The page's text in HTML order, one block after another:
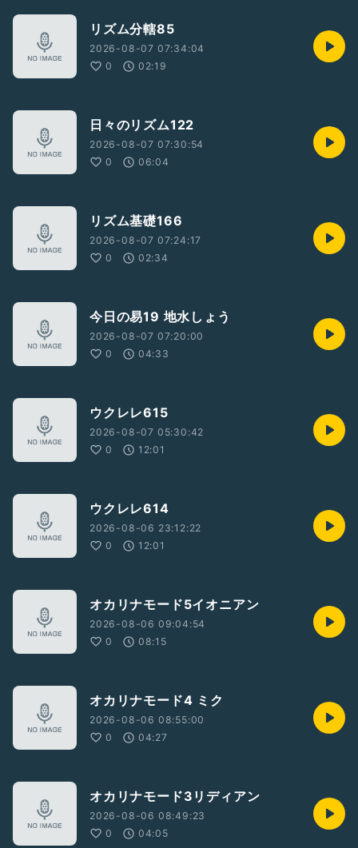
リズム分轄85
2026-08-07 07:34:04
0
02:19
日々のリズム122
2026-08-07 07:30:54
0
06:04
リズム基礎166
2026-08-07 07:24:17
0
02:34
今日の易19 地水しょう
2026-08-07 07:20:00
0
04:33
ウクレレ615
2026-08-07 05:30:42
0
12:01
ウクレレ614
2026-08-06 23:12:22
0
12:01
オカリナモード5イオニアン
2026-08-06 09:04:54
0
08:15
オカリナモード4 ミク
2026-08-06 08:55:00
0
04:27
オカリナモード3リディアン
2026-08-06 08:49:23
0
04:05